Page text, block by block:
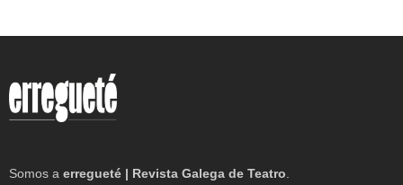
Somos a erregueté | Revista Galega de Teatro